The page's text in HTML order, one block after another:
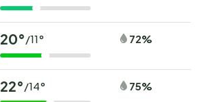
20°/11° 72%
22°/14° 75%